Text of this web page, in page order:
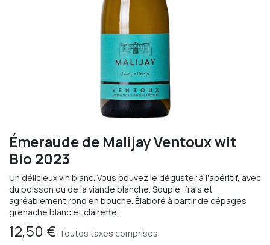
Émeraude de Malijay Ventoux wit
Bio 2023
Un délicieux vin blanc. Vous pouvez le déguster à l'apéritif, avec
du poisson ou de la viande blanche. Souple, frais et
agréablement rond en bouche. Élaboré à partir de cépages
grenache blanc et clairette.
12,50 € Toutes taxes comprises